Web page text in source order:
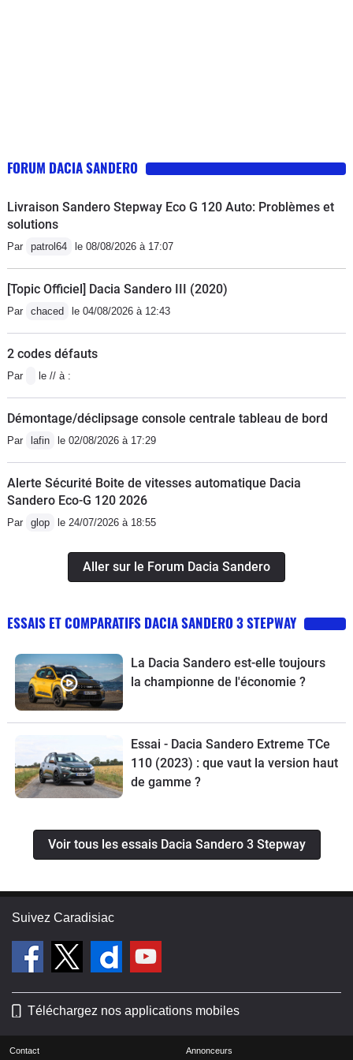
FORUM DACIA SANDERO
Livraison Sandero Stepway Eco G 120 Auto: Problèmes et
solutions
Par patrol64 le 08/08/2026 à 17:07
[Topic Officiel] Dacia Sandero III (2020)
Par chaced le 04/08/2026 à 12:43
2 codes défauts
Par le // à :
Démontage/déclipsage console centrale tableau de bord
Par lafin le 02/08/2026 à 17:29
Alerte Sécurité Boite de vitesses automatique Dacia
Sandero Eco-G 120 2026
Par glop le 24/07/2026 à 18:55
Aller sur le Forum Dacia Sandero
ESSAIS ET COMPARATIFS DACIA SANDERO 3 STEPWAY
La Dacia Sandero est-elle toujours
la championne de l'économie ?
Essai - Dacia Sandero Extreme TCe
110 (2023) : que vaut la version haut
de gamme ?
Voir tous les essais Dacia Sandero 3 Stepway
Suivez Caradisiac
Téléchargez nos applications mobiles
Contact Annonceurs